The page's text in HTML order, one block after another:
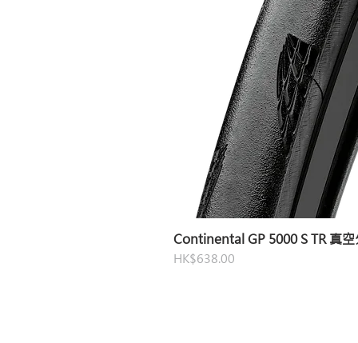
Continental GP 5000 S TR 真空
價格
HK$638.00